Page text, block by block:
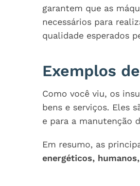
garantem que as
necessários para
qualidade esperados
Exemplos
Como você viu, os
bens e serviços. Eles
e para a manutenção
Em resumo, as
energéticos,